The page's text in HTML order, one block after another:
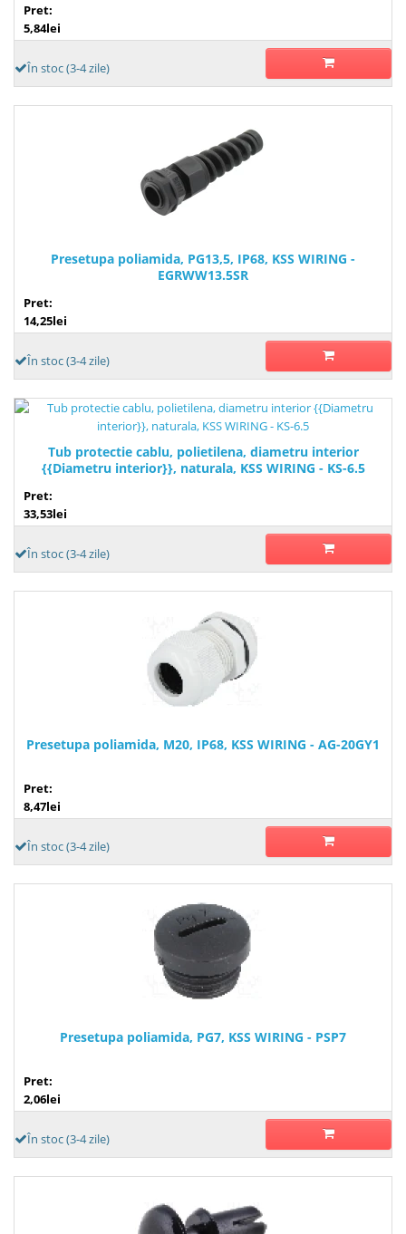
Pret:
5,84lei
În stoc (3-4 zile)
Presetupa poliamida, PG13,5, IP68, KSS WIRING -
EGRWW13.5SR
Pret:
14,25lei
În stoc (3-4 zile)
Tub protectie cablu, polietilena, diametru interior
{{Diametru interior}}, naturala, KSS WIRING - KS-6.5
Pret:
33,53lei
În stoc (3-4 zile)
Presetupa poliamida, M20, IP68, KSS WIRING - AG-20GY1
Pret:
8,47lei
În stoc (3-4 zile)
Presetupa poliamida, PG7, KSS WIRING - PSP7
Pret:
2,06lei
În stoc (3-4 zile)